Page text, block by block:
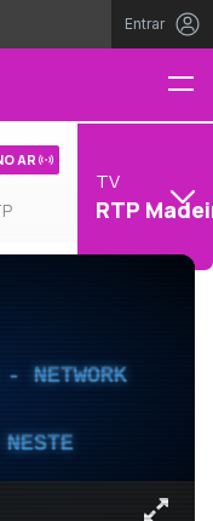
Entrar
AR
TV
RTP
NETWORK